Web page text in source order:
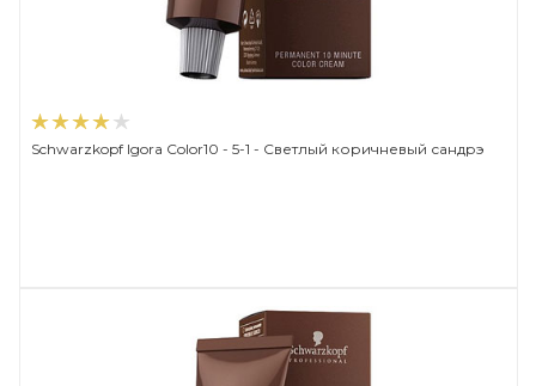
Schwarzkopf Igora Color10 - 5-1 - Светлый коричневый сандрэ